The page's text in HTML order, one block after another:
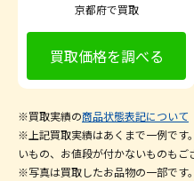
京都府で買取
買取価格を調べる
※買取実績の商品状態表記について
※上記買取実績はあくまで一例です
いもの、お値段が付かないものもご
※写真は買取したお品物の一部です。